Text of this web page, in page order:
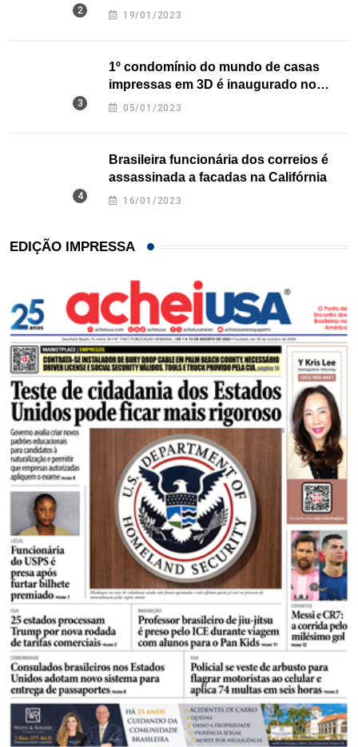
nos EUA
19/01/2023
1º condomínio do mundo de casas
impressas em 3D é inaugurado no
Texas
05/01/2023
Brasileira funcionária dos correios é
assassinada a facadas na Califórnia
16/01/2023
EDIÇÃO IMPRESSA